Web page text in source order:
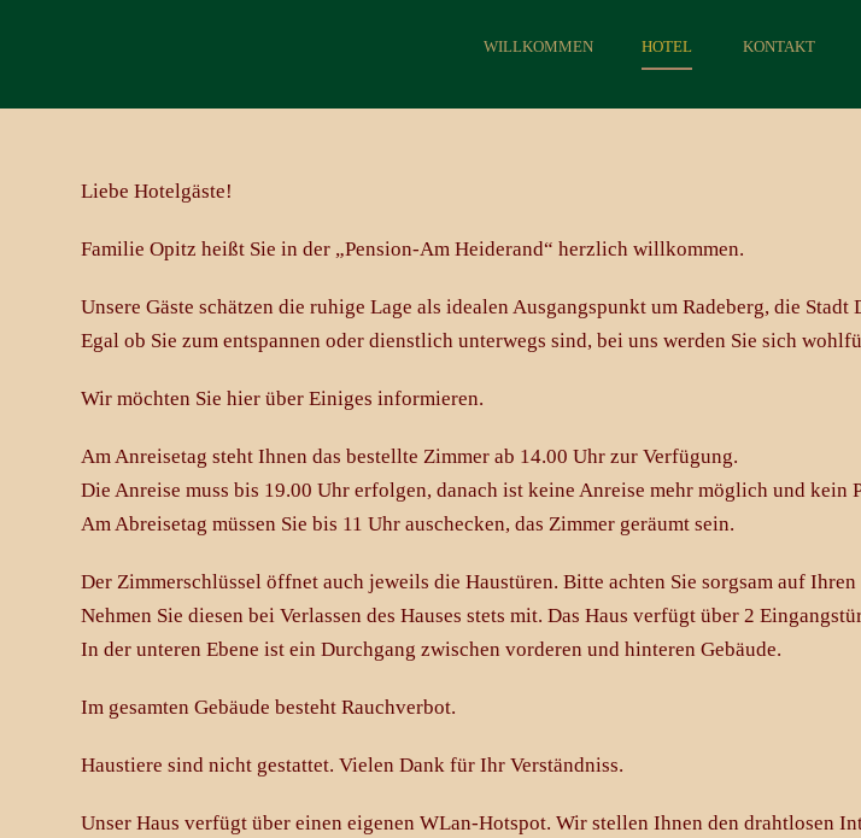
WILLKOMMEN HOTEL KONTAKT
Liebe Hotelgäste!
Familie Opitz heißt Sie in der „Pension-Am Heiderand“ herzlich willkommen.
Unsere Gäste schätzen die ruhige Lage als idealen Ausgangspunkt um Radeberg, die
Egal ob Sie zum entspannen oder dienstlich unterwegs sind, bei uns werden Sie sich
Wir möchten Sie hier über Einiges informieren.
Am Anreisetag steht Ihnen das bestellte Zimmer ab 14.00 Uhr zur Verfügung.
Die Anreise muss bis 19.00 Uhr erfolgen, danach ist keine Anreise mehr möglich und kein
Am Abreisetag müssen Sie bis 11 Uhr auschecken, das Zimmer geräumt sein.
Der Zimmerschlüssel öffnet auch jeweils die Haustüren. Bitte achten Sie sorgsam auf Ihren
Nehmen Sie diesen bei Verlassen des Hauses stets mit. Das Haus verfügt über 2
In der unteren Ebene ist ein Durchgang zwischen vorderen und hinteren Gebäude.
Im gesamten Gebäude besteht Rauchverbot.
Haustiere sind nicht gestattet. Vielen Dank für Ihr Verständniss.
Unser Haus verfügt über einen eigenen WLan-Hotspot. Wir stellen Ihnen den drahtlosen